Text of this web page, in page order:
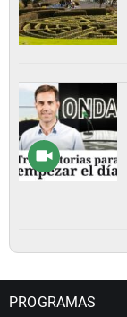
PROGRAMAS